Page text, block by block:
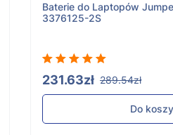
Baterie do Laptopów
3376125-2S
231.63zł 289.54zł
Do